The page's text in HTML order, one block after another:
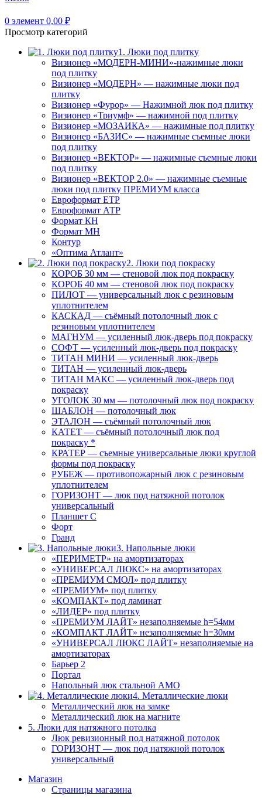
0 элемент 0,00 ₽
Просмотр категорий
1. Люки под плитку
Визионер «МОДЕРН-МИНИ»-нажимные люки
под плитку
Визионер «МОДЕРН» — нажимные люки под
плитку
Визионер «Фурор» — Нажимной люк под плитку
Визионер «Триумф» — нажимной под плитку
Визионер «МОЗАИКА» — нажимные под плитку
Визионер «БАЗИС» — нажимные съемные люки
под плитку
Визионер «ВЕКТОР» — нажимные съемные люки
под плитку
Визионер «ВЕКТОР 2.0» — нажимные съемные
люки под плитку ПРЕМИУМ класса
Евроформат ЕТР
Евроформат АТР
Формат КН
Формат МН
Контур
«Оптима Атлант»
2. Люки под покраску
КОРОБ 30 мм — стеновой люк под покраску
КОРОБ 40 мм — стеновой люк под покраску
ПИЛОТ — универсальный люк с резиновым
уплотнителем
КАСКАД — съёмный потолочный люк с
резиновым уплотнителем
МАГНУМ — усиленный люк-дверь под покраску
СОФТ — усиленный люк-дверь под покраску
ТИТАН МИНИ — усиленный люк-дверь
ТИТАН — усиленный люк-дверь
ТИТАН МАКС — усиленный люк-дверь под
покраску
УГОЛОК 30 мм — потолочный люк под покраску
ШАБЛОН — потолочный люк
ЭТАЛОН — съёмный потолочный люк
КАТЕТ — съёмный потолочный люк под
покраску *
КРАТЕР — съемные универсальные люки круглой
формы под покраску
РУБЕЖ — противопожарный люк с резиновым
уплотнителем
ГОРИЗОНТ — люк под натяжной потолок
универсальный
Планшет С
Форт
Гранд
3. Напольные люки
«ПЕРИМЕТР» на амортизаторах
«УНИВЕРСАЛ ЛЮКС» на амортизаторах
«ПРЕМИУМ СМОЛ» под плитку
«ПРЕМИУМ» под плитку
«КОМПАКТ» под ламинат
«ЛИДЕР» под плитку
«ПРЕМИУМ ЛАЙТ» незаполняемые h=54мм
«КОМПАКТ ЛАЙТ» незаполняемые h=30мм
«УНИВЕРСАЛ ЛЮКС ЛАЙТ» незаполняемые на
амортизаторах
Барьер 2
Портал
Напольный люк стальной АМО
4. Металлические люки
Металлический люк на замке
Металлический люк на магните
5. Люки для натяжного потолка
Люк ревизионный под натяжной потолок
ГОРИЗОНТ — люк под натяжной потолок
универсальный
Магазин
Страницы магазина